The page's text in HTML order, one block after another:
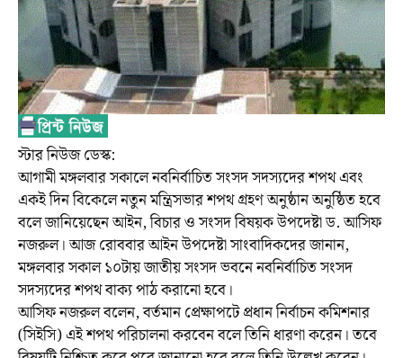
স্টার নিউজ ডেস্ক:
আগামী মঙ্গলবার সকালে নবনির্বাচিত সংসদ সদস্যদের শপথ এবং
একই দিন বিকেলে নতুন মন্ত্রিসভার শপথ গ্রহণ অনুষ্ঠান অনুষ্ঠিত হবে
বলে জানিয়েছেন আইন, বিচার ও সংসদ বিষয়ক উপদেষ্টা ড. আসিফ
নজরুল। আজ রোববার আইন উপদেষ্টা সাংবাদিকদের জানান,
মঙ্গলবার সকাল ১০টায় জাতীয় সংসদ ভবনে নবনির্বাচিত সংসদ
সদস্যদের শপথ বাক্য পাঠ করানো হবে।
আসিফ নজরুল বলেন, বর্তমান প্রেক্ষাপটে প্রধান নির্বাচন কমিশনার
(সিইসি) এই শপথ পরিচালনা করবেন বলে তিনি ধারণা করেন। তবে